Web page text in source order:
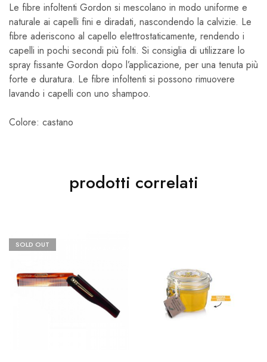
Le fibre infoltenti Gordon si mescolano in modo uniforme e
naturale ai capelli fini e diradati, nascondendo la calvizie. Le
fibre aderiscono al capello elettrostaticamente, rendendo i
capelli in pochi secondi più folti. Si consiglia di utilizzare lo
spray fissante Gordon dopo l’applicazione, per una tenuta più
forte e duratura. Le fibre infoltenti si possono rimuovere
lavando i capelli con uno shampoo.
Colore: castano
prodotti correlati
SOLD OUT